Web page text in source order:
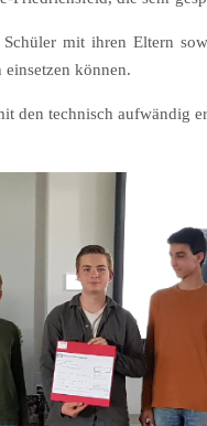
mit ihren Eltern
können.
den technisch aufwändig